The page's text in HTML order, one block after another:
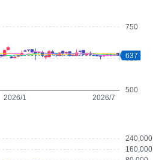
500
625
750
2026/1 2026/7
637
160,000
240,000